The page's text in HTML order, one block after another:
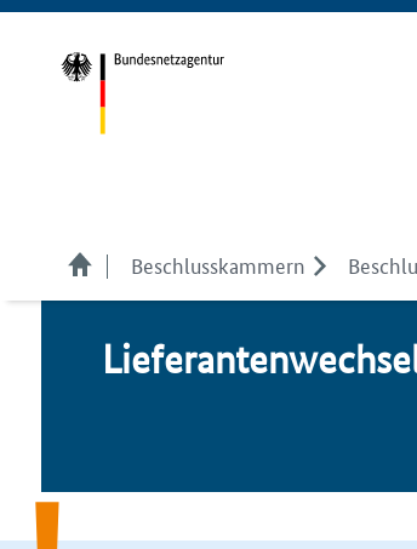
Beschlusskammern